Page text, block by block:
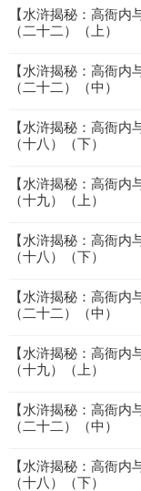
【水浒揭秘：高衙内
（二十二）（上）
【水浒揭秘：高衙内
（二十二）（中）
【水浒揭秘：高衙内
（十八）（下）
【水浒揭秘：高衙内
（十九）（上）
【水浒揭秘：高衙内
（十八）（下）
【水浒揭秘：高衙内
（二十二）（中）
【水浒揭秘：高衙内
（十九）（上）
【水浒揭秘：高衙内
（二十二）（中）
【水浒揭秘：高衙内
（十八）（下）